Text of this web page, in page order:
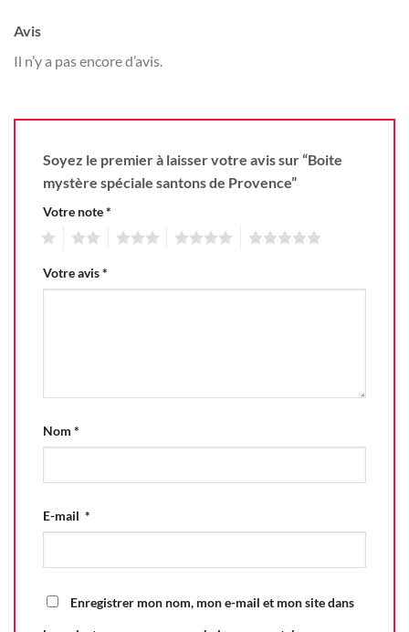
Avis
Il n’y a pas encore d’avis.
Soyez le premier à laisser votre avis sur “Boite
mystère spéciale santons de Provence”
Votre note*
Votre avis*
Nom *
E-mail *
Enregistrer mon nom, mon e-mail et mon site dans